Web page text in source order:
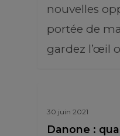
nouvelles
portée de
gardez l’œil
30 juin 2021
Danone :